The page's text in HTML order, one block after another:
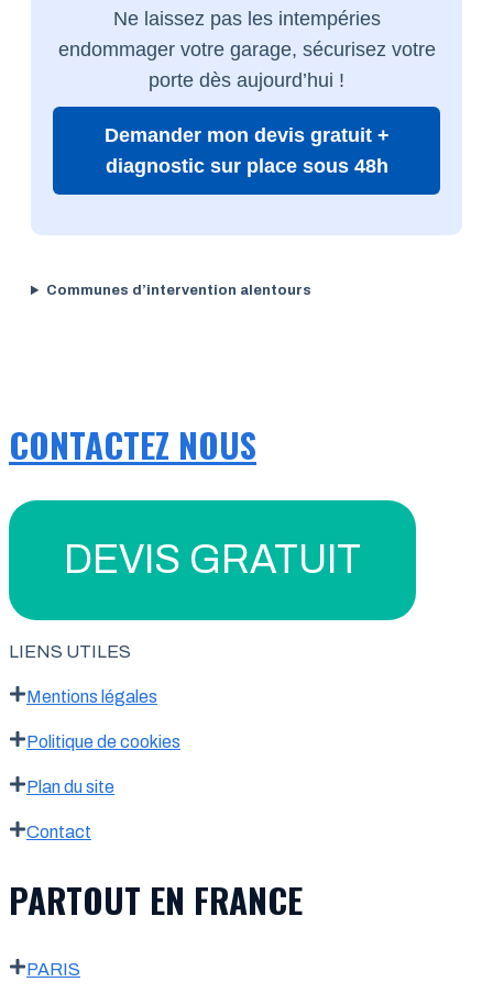
Ne laissez pas les intempéries
endommager votre garage, sécurisez votre
porte dès aujourd’hui !
Demander mon devis gratuit +
diagnostic sur place sous 48h
Communes d’intervention alentours
CONTACTEZ NOUS
DEVIS GRATUIT
LIENS UTILES
Mentions légales
Politique de cookies
Plan du site
Contact
PARTOUT EN FRANCE
PARIS